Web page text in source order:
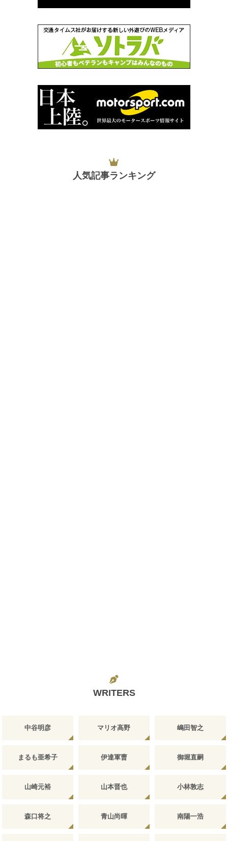
人気記事ランキング
WRITERS
中谷明彦 マリオ高野 嶋田智之
まるも亜希子 伊達軍曹 御堀直嗣
山崎元裕 山本晋也 小林敦志
森口将之 青山尚暉 南陽一浩